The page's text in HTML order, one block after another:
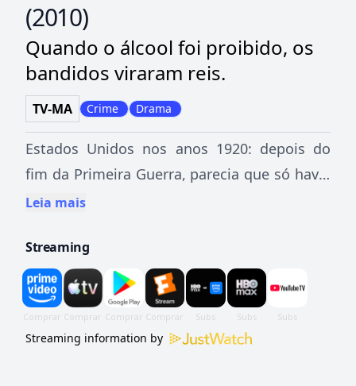
(2010)
Quando o álcool foi proibido, os
bandidos viraram reis.
TV-MA Crime Drama
Estados Unidos nos anos 1920: depois do
fim da Primeira Guerra, parecia que só havia
bons tempos pela frente, com a economia
efervescência das operações ilegais que
satisfaziam os desejos de todas as classes
sociais, principalmente quando se tratava de
contrabando de bebidas em tempos de Lei
Seca. Nesse contexto, acompanhamos a
Leia mais
Streaming
Streaming information by